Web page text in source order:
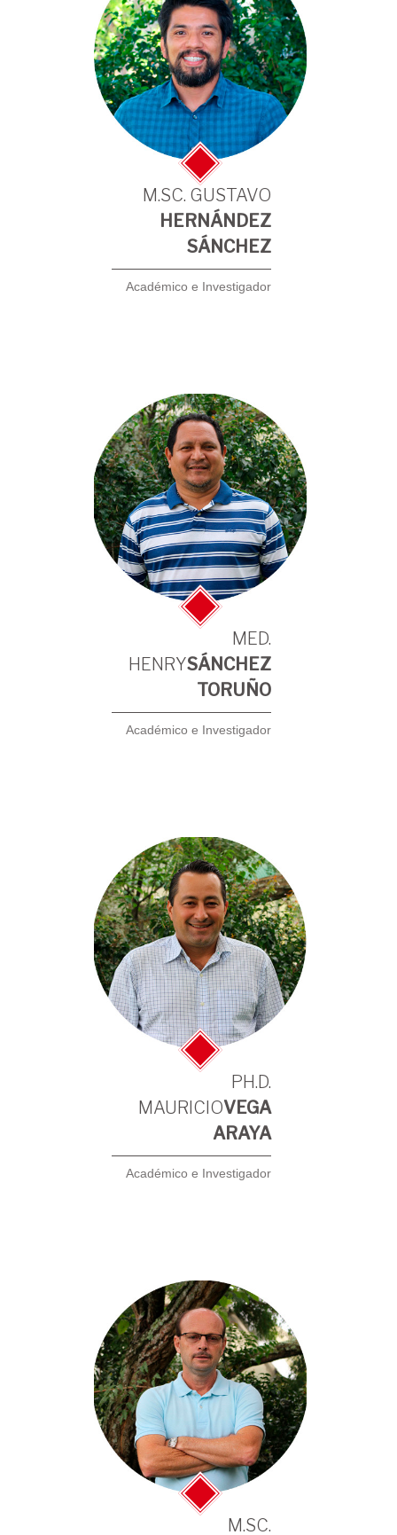
M.SC. GUSTAVO
HERNÁNDEZ
SÁNCHEZ
Académico e Investigador
MED.
HENRYSÁNCHEZ
TORUÑO
Académico e Investigador
PH.D.
MAURICIOVEGA
ARAYA
Académico e Investigador
M.SC.